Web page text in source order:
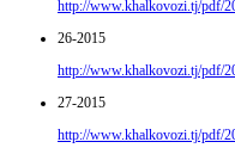
http://www.khalkovozi.tj/pdf/
26-2015
http://www.khalkovozi.tj/pdf/
27-2015
http://www.khalkovozi.tj/pdf/